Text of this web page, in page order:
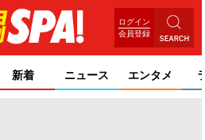
ログイン
会員登録
新着 ニュース エンタメ